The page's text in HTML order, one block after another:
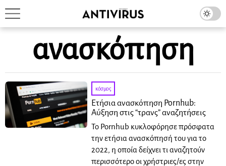
ανασκόπηση
κόσμος
Ετήσια ανασκόπηση Pornhub:
Αύξηση στις “τρανς” αναζητήσεις
Το Pornhub κυκλοφόρησε πρόσφατα
την ετήσια ανασκόπησή του για το
2022, η οποία δείχνει τι αναζητούν
περισσότερο οι χρήστριες/ες στην